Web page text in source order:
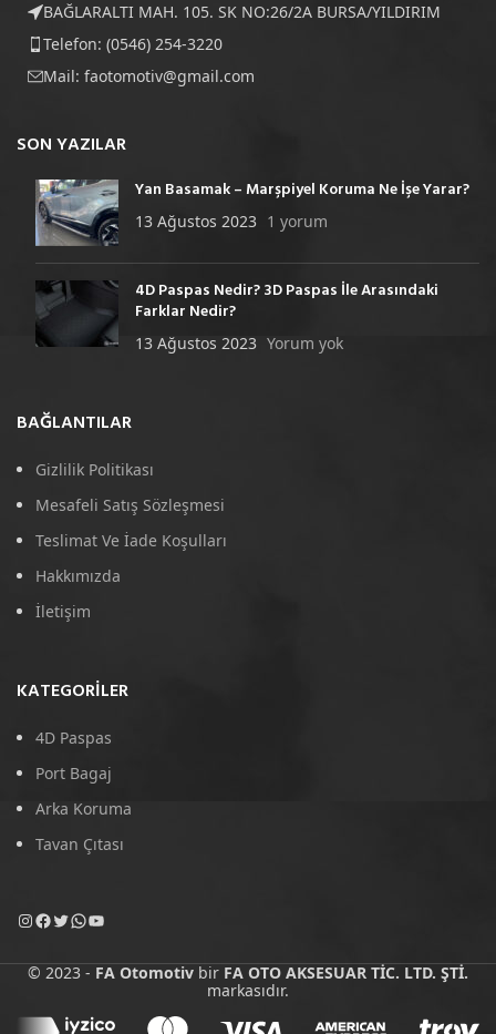
BAĞLARALTI MAH. 105. SK NO:26/2A BURSA/YILDIRIM
Telefon: (0546) 254-3220
Mail: faotomotiv@gmail.com
SON YAZILAR
Yan Basamak – Marşpiyel Koruma Ne İşe Yarar?
13 Ağustos 2023 1 yorum
4D Paspas Nedir? 3D Paspas İle Arasındaki
Farklar Nedir?
13 Ağustos 2023 Yorum yok
BAĞLANTILAR
Gizlilik Politikası
Mesafeli Satış Sözleşmesi
Teslimat Ve İade Koşulları
Hakkımızda
İletişim
KATEGORILER
4D Paspas
Port Bagaj
Arka Koruma
Tavan Çıtası
© 2023 - FA Otomotiv bir FA OTO AKSESUAR TİC. LTD. ŞTİ.
markasıdır.